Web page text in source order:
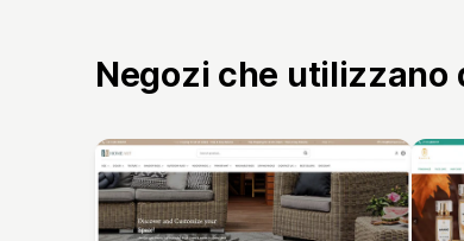
Negozi che utilizzano